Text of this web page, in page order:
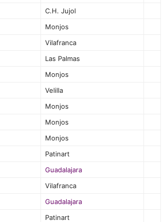
C.H. Jujol
Monjos
Vilafranca
Las Palmas
Monjos
Velilla
Monjos
Monjos
Monjos
Patinart
Guadalajara
Vilafranca
Guadalajara
Patinart